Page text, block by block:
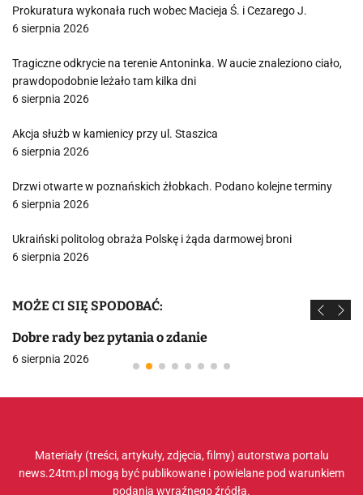
Prokuratura wykonała ruch wobec Macieja Ś. i Cezarego J.
6 sierpnia 2026
Tragiczne odkrycie na terenie Antoninka. W aucie znaleziono ciało,
prawdopodobnie leżało tam kilka dni
6 sierpnia 2026
Akcja służb w kamienicy przy ul. Staszica
6 sierpnia 2026
Drzwi otwarte w poznańskich żłobkach. Podano kolejne terminy
6 sierpnia 2026
Ukraiński politolog obraża Polskę i żąda darmowej broni
6 sierpnia 2026
MOŻE CI SIĘ SPODOBAĆ:
Dobre rady bez pytania o zdanie
6 sierpnia 2026
Materiały (treści, artykuły, zdjęcia, filmy) autorstwa portalu
news.24tm.pl mogą być publikowane i powielane pod warunkiem
podania wyraźnego źródła.